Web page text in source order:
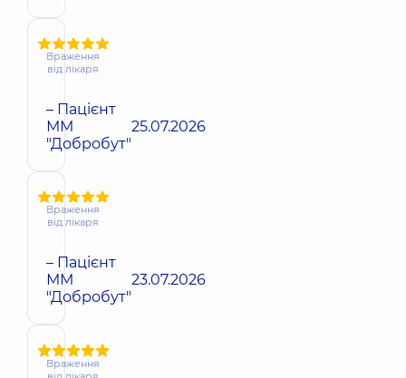
Враження
від лікаря
– Пацієнт
ММ
"Добробут"
25.07.2026
Враження
від лікаря
– Пацієнт
ММ
"Добробут"
23.07.2026
Враження